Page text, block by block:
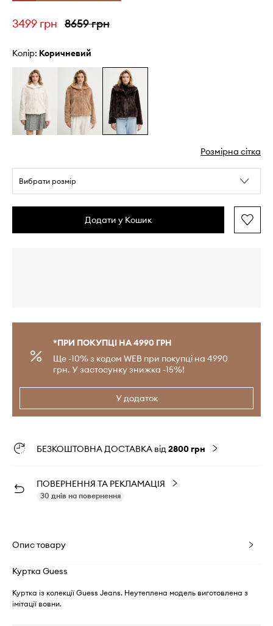
3499 грн 8659 грн
Колір: коричневий
Розмірна сітка
Вибрати розмір
Додати у Кошик
*ПРИ ПОКУПЦІ НА 4990 ГРН
Ще -10% з кодом WEB при покупці на 4990
грн. У застосунку знижка -15%!
У додаток
БЕЗКОШТОВНА ДОСТАВКА від2800 грн
ПОВЕРНЕННЯ ТА РЕКЛАМАЦІЯ
30 днів на повернення
Опис товару
Куртка Guess
Куртка із колекції Guess Jeans. Неутеплена модель виготовлена з
імітації вовни.